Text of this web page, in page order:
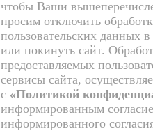
чтобы Ваши
просим отключить
пользовательских данных
или покинуть сайт.
предоставляемых
сервисы сайта,
с «Политикой
информированным
информированного